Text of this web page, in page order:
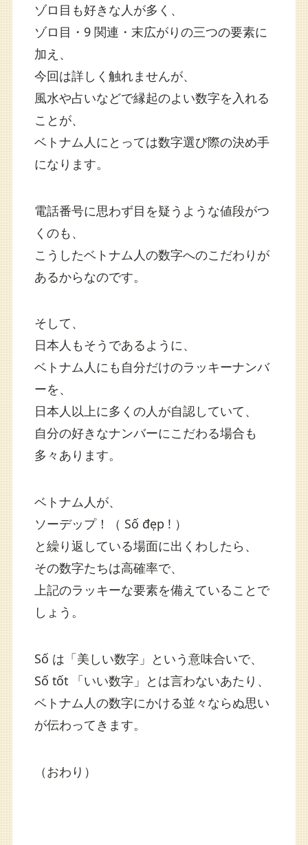
ゾロ目も好きな人が多く、
ゾロ目・9 関連・末広がりの三つの要素に
加え、
今回は詳しく触れませんが、
風水や占いなどで縁起のよい数字を入れる
ことが、
ベトナム人にとっては数字選び際の決め手
になります。
電話番号に思わず目を疑うような値段がつ
くのも、
こうしたベトナム人の数字へのこだわりが
あるからなのです。
そして、
日本人もそうであるように、
ベトナム人にも自分だけのラッキーナンバ
ーを、
日本人以上に多くの人が自認していて、
自分の好きなナンバーにこだわる場合も
多々あります。
ベトナム人が、
ソーデップ！（ Số đẹp ! ）
と繰り返している場面に出くわしたら、
その数字たちは高確率で、
上記のラッキーな要素を備えていることで
しょう。
Số は「美しい数字」という意味合いで、
Số tốt 「いい数字」とは言わないあたり、
ベトナム人の数字にかける並々ならぬ思い
が伝わってきます。
（おわり）